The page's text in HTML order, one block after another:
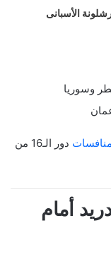
الأسبانى
وسوريا
دور الـ16 من
أمام